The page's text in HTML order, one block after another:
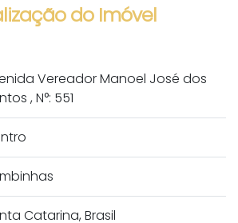
do Imóvel
Vereador Manoel José dos
, N°: 551
Catarina, Brasil